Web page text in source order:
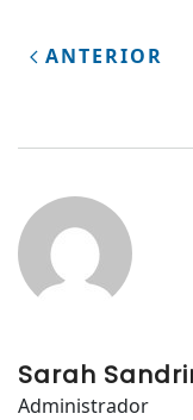
ANTERIOR
Sarah
Administrador